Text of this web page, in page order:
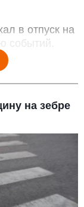
в отпуск на
событий.
на зебре